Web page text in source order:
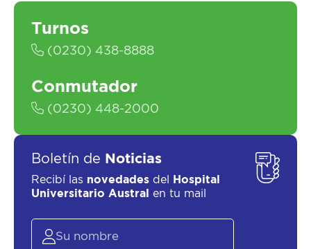
Turnos
(0230) 438-8888
Conmutador
(0230) 448-2000
Boletín de Noticias
Recibí las novedades del
Hospital
Universitario Austral
en tu mail